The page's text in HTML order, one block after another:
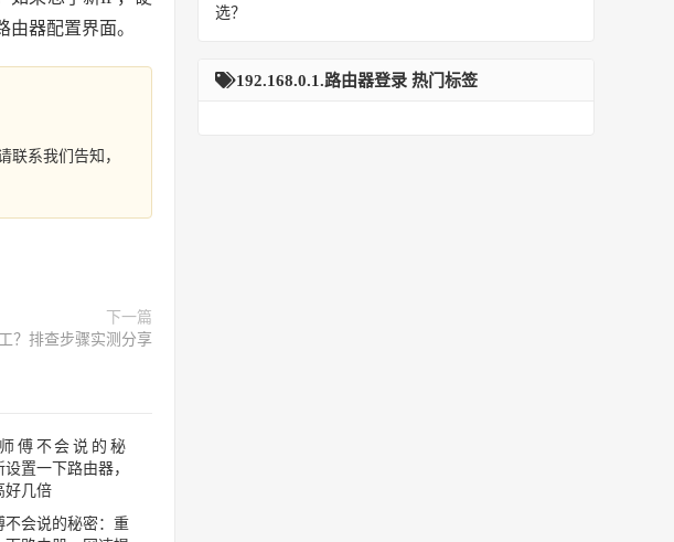
器配置界面。
联系我们告知，
下一篇
？排查步骤实测分享
不会说的秘密：重
192.168.0.1.路由器登录 热门标签